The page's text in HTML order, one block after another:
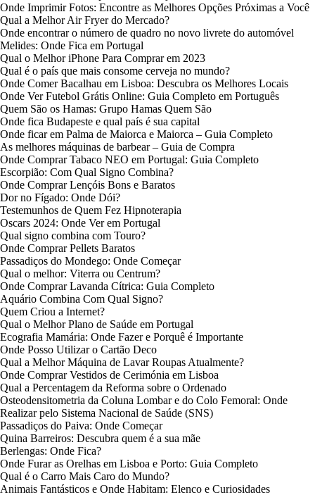
Onde Imprimir Fotos: Encontre as Melhores Opções Próximas a Você
Qual a Melhor Air Fryer do Mercado?
Onde encontrar o número de quadro no novo livrete do automóvel
Melides: Onde Fica em Portugal
Qual o Melhor iPhone Para Comprar em 2023
Qual é o país que mais consome cerveja no mundo?
Onde Comer Bacalhau em Lisboa: Descubra os Melhores Locais
Onde Ver Futebol Grátis Online: Guia Completo em Português
Quem São os Hamas: Grupo Hamas Quem São
Onde fica Budapeste e qual país é sua capital
Onde ficar em Palma de Maiorca e Maiorca – Guia Completo
As melhores máquinas de barbear – Guia de Compra
Onde Comprar Tabaco NEO em Portugal: Guia Completo
Escorpião: Com Qual Signo Combina?
Onde Comprar Lençóis Bons e Baratos
Dor no Fígado: Onde Dói?
Testemunhos de Quem Fez Hipnoterapia
Oscars 2024: Onde Ver em Portugal
Qual signo combina com Touro?
Onde Comprar Pellets Baratos
Passadiços do Mondego: Onde Começar
Qual o melhor: Viterra ou Centrum?
Onde Comprar Lavanda Cítrica: Guia Completo
Aquário Combina Com Qual Signo?
Quem Criou a Internet?
Qual o Melhor Plano de Saúde em Portugal
Ecografia Mamária: Onde Fazer e Porquê é Importante
Onde Posso Utilizar o Cartão Deco
Qual a Melhor Máquina de Lavar Roupas Atualmente?
Onde Comprar Vestidos de Cerimónia em Lisboa
Qual a Percentagem da Reforma sobre o Ordenado
Osteodensitometria da Coluna Lombar e do Colo Femoral: Onde
Realizar pelo Sistema Nacional de Saúde (SNS)
Passadiços do Paiva: Onde Começar
Quina Barreiros: Descubra quem é a sua mãe
Berlengas: Onde Fica?
Onde Furar as Orelhas em Lisboa e Porto: Guia Completo
Qual é o Carro Mais Caro do Mundo?
Animais Fantásticos e Onde Habitam: Elenco e Curiosidades